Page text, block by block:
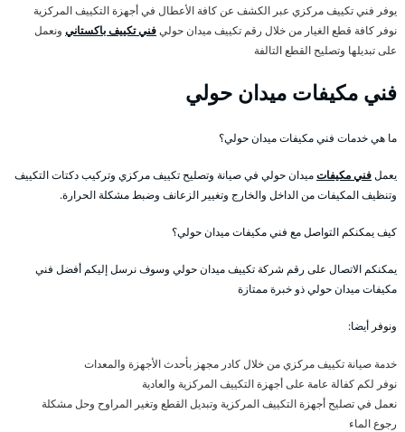
يوفر فني تكييف مركزي عبر الكشف عن كافة الأعطال في أجهزة التكييف المركزية
نوفر كافة قطع الغيار من خلال رقم تكييف ميدان حوليفني تكييف باكستاني ونعمل
على تبديلها وتصليح القطع التالفة
فني مكيفات ميدان حولي
ما هي خدمات فني مكيفات ميدان حولي؟
يعملفني مكيفاتميدان حولي في صيانة وتصليح تكييف مركزي وتركيب دكتات التكييف
وتنظيف المكيفات من الداخل والخارج وتغيير الزعانف وضبط مشكلة الحرارة.
كيف يمكنكم التواصل مع فني مكيفات ميدان حولي؟
يمكنكم الاتصال على رقم شركة تكييف ميدان حولي وسوف نرسل إليكم أفضل فني
مكيفات ميدان حولي ذو خبرة ممتازة
ونوفر أيضا:
خدمة صيانة تكييف مركزي من خلال كادر مجهز بأحدث الأجهزة والمعدات
نوفر لكم كفالة عامة على أجهزة التكييف المركزية والعادية
نعمل في تصليح أجهزة التكييف المركزية وتبديل القطع وتغير المراوح وحل مشكلة
رجوع الماء